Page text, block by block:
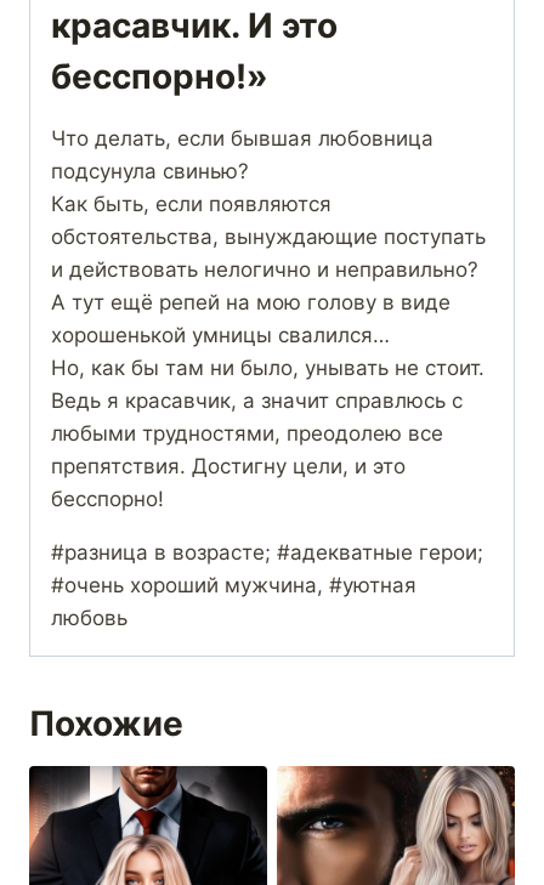
красавчик. И это
бесспорно!»
Что делать, если бывшая любовница
подсунула свинью?
Как быть, если появляются
обстоятельства, вынуждающие поступать
и действовать нелогично и неправильно?
А тут ещё репей на мою голову в виде
хорошенькой умницы свалился…
Но, как бы там ни было, унывать не стоит.
Ведь я красавчик, а значит справлюсь с
любыми трудностями, преодолею все
препятствия. Достигну цели, и это
бесспорно!
#разница в возрасте; #адекватные герои;
#очень хороший мужчина, #уютная
любовь
Похожие